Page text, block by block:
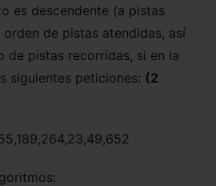
es descendente (a pistas
de pistas atendidas, así
de pistas recorridas, si en la
siguientes peticiones: (2